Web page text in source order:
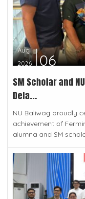
Aug
2026
06
SM Scholar and
Dela...
NU Baliwag proudly
achievement of
alumna and SM